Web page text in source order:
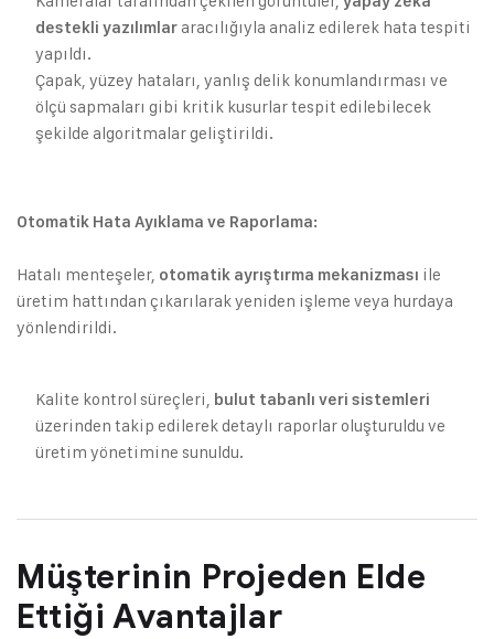
destekli yazılımlar aracılığıyla analiz edilerek hata tespiti
yapıldı.
Çapak, yüzey hataları, yanlış delik konumlandırması ve
ölçü sapmaları gibi kritik kusurlar tespit edilebilecek
şekilde algoritmalar geliştirildi.
Otomatik Hata Ayıklama ve Raporlama:
Hatalı menteşeler, otomatik ayrıştırma mekanizması ile
üretim hattından çıkarılarak yeniden işleme veya hurdaya
yönlendirildi.
Kalite kontrol süreçleri, bulut tabanlı veri sistemleri
üzerinden takip edilerek detaylı raporlar oluşturuldu ve
üretim yönetimine sunuldu.
Müşterinin Projeden Elde
Ettiği Avantajlar